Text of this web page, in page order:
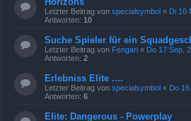
Letzter Beitrag von specialsymbol « Di 10
Antworten: 10
Suche Spieler für ein
Letzter Beitrag von Fengari « Do 17 Sep,
Antworten: 2
Erlebniss Elite ....
Letzter Beitrag von specialsymbol « Do
Antworten: 6
Elite: Dangerous - Powerplay